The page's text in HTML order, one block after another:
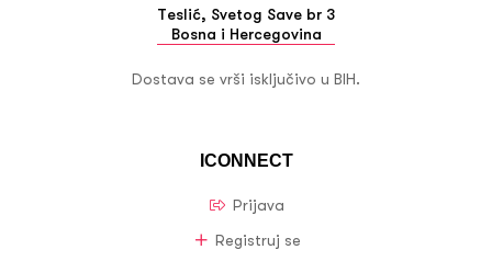
ICONNECT
Prijava
Registruj se
Teslić, Svetog Save br 3
Bosna i Hercegovina
Dostava se vrši isključivo u BIH.